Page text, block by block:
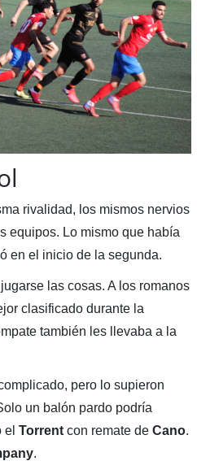
rivalidad, los mismos nervios
equipos. Lo mismo que había
en el inicio de la segunda.
las cosas. A los romanos
clasificado durante la
también les llevaba a la
pero lo supieron
un balón pardo podría
el Torrentcon remate de Cano.
.